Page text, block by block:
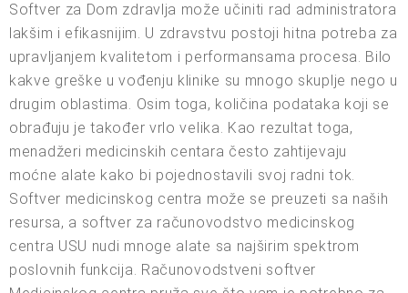
Softver za Dom zdravlja može učiniti rad administratora
lakšim i efikasnijim. U zdravstvu postoji hitna potreba za
upravljanjem kvalitetom i performansama procesa. Bilo
kakve greške u vođenju klinike su mnogo skuplje nego u
drugim oblastima. Osim toga, količina podataka koji se
obrađuju je također vrlo velika. Kao rezultat toga,
menadžeri medicinskih centara često zahtijevaju
moćne alate kako bi pojednostavili svoj radni tok.
Softver medicinskog centra može se preuzeti sa naših
resursa, a softver za računovodstvo medicinskog
centra USU nudi mnoge alate sa najširim spektrom
poslovnih funkcija. Računovodstveni softver